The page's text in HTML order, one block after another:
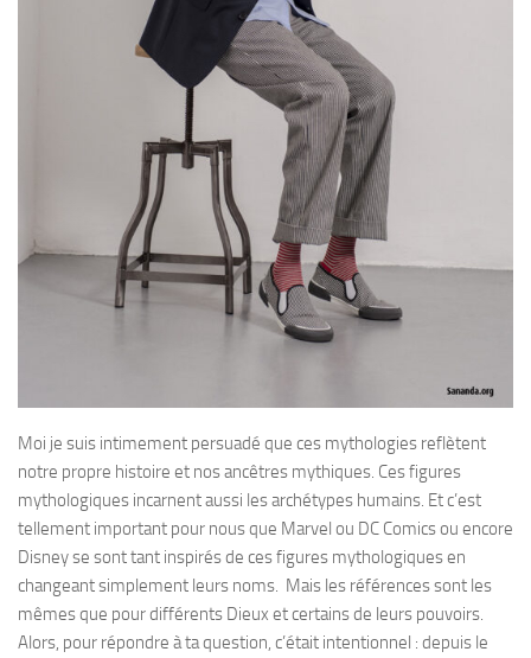
Moi je suis intimement persuadé que ces mythologies reflètent
notre propre histoire et nos ancêtres mythiques. Ces figures
mythologiques incarnent aussi les archétypes humains. Et c’est
tellement important pour nous que Marvel ou DC Comics ou encore
Disney se sont tant inspirés de ces figures mythologiques en
changeant simplement leurs noms. Mais les références sont les
mêmes que pour différents Dieux et certains de leurs pouvoirs.
Alors, pour répondre à ta question, c’était intentionnel : depuis le